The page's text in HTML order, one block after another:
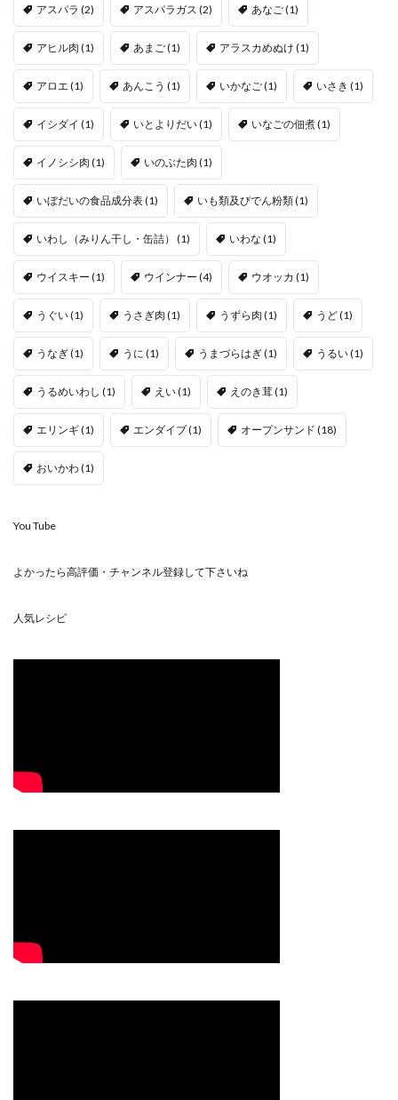
アスパラ (2) アスパラガス (2) あなご(1)
アヒル肉 (1) あまご(1) アラスカめぬけ (1)
アロエ (1) あんこう (1) いかなご(1) いさき (1)
イシダイ (1) いとよりだい(1) いなごの佃煮(1)
イノシシ肉 (1) いのぶた肉 (1)
いぼだいの食品成分表(1) いも類及びでん粉類(1)
いわし（みりん干し・缶詰） (1) いわな (1)
ウイスキー (1) ウインナー (4) ウオッカ (1)
うぐい(1) うさぎ肉 (1) うずら肉 (1) うど(1)
うなぎ(1) うに (1) うまづらはぎ(1) うるい(1)
うるめいわし (1) えい(1) えのき茸(1)
エリンギ(1) エンダイブ(1) オープンサンド (18)
おいかわ(1)
You Tube
よかったら高評価・チャンネル登録して下さいね
人気レシピ